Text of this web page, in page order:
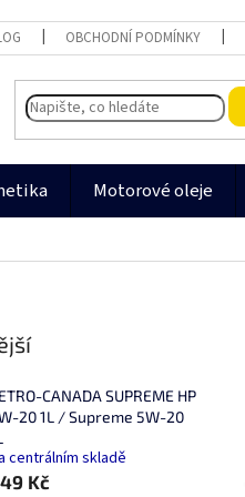
OBCHODNÍ PODMÍNKY
Motorové oleje
CANADA SUPREME HP
20 1L / Supreme 5W-20
centrálním skladě
Kč